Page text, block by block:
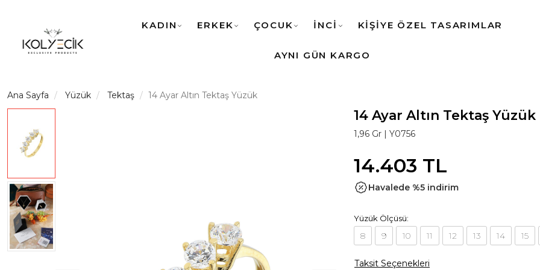
KADIN ERKEK ÇOCUK İNCİ KİŞİYE ÖZEL TASARIMLAR
AYNI GÜN KARGO
Ana Sayfa Yüzük Tektaş 14 Ayar Altın Tektaş Yüzük
14 Ayar Altın Tektaş Yüzük
1,96 Gr | Y0756
14.403 TL
Havalede %5 indirim
Yüzük Ölçüsü:
8 9 10 11 12 13 14 15
Taksit Seçenekleri